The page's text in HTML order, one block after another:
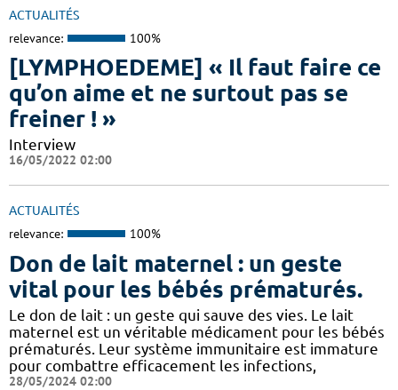
ACTUALITÉS
relevance: 100%
[LYMPHOEDEME] « Il faut faire ce
qu’on aime et ne surtout pas se
freiner ! »
Interview
16/05/2022 02:00
ACTUALITÉS
relevance: 100%
Don de lait maternel : un geste
vital pour les bébés prématurés.
Le don de lait : un geste qui sauve des vies. Le lait
maternel est un véritable médicament pour les bébés
prématurés. Leur système immunitaire est immature
pour combattre efficacement les infections,
28/05/2024 02:00